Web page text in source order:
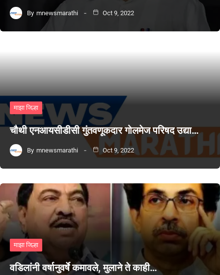
By mnewsmarathi Oct 9, 2022
माझा जिल्हा
चौथी एनआयसीडीसी गुंतवणूकदार गोलमेज परिषद उद्या…
By mnewsmarathi Oct 9, 2022
माझा जिल्हा
वडिलांनी वर्षानुवर्षे कमावले, मुलाने ते काही…